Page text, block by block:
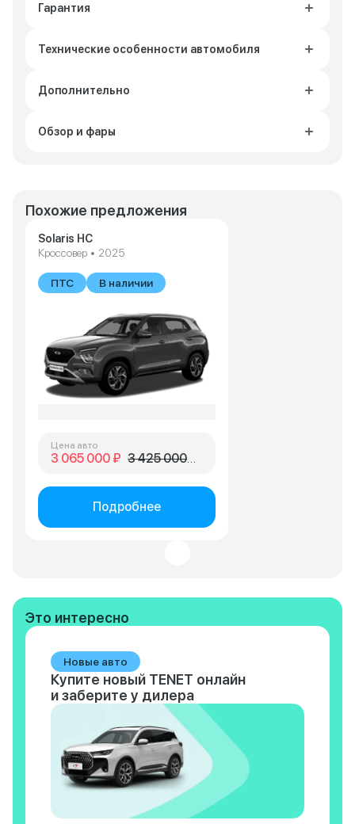
Гарантия
Технические особенности автомобиля
Дополнительно
Обзор и фары
Похожие предложения
Solaris HC
Кроссовер • 2025
ПТС В наличии
Цена авто
3 065 000 ₽ 3 425 000 ₽
Подробнее
Это интересно
Новые авто
Купите новый TENET онлайн
и заберите у дилера